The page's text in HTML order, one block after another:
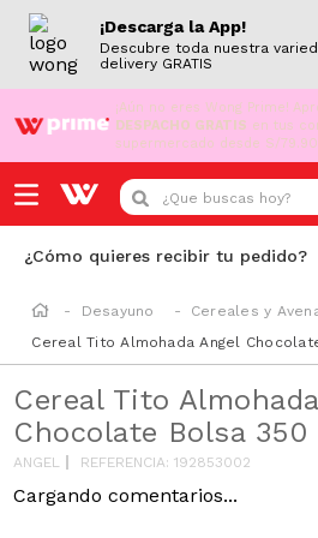
¡Descarga la App!
Descubre toda nuestra
delivery GRATIS
¡Aún no eres Wong Prime!
DESPACHO GRATIS en tus
supermercado desde S/79.90
¿Que buscas hoy?
¿Cómo quieres recibir tu pedido?
Desayuno Cereales y
Cereal Tito Almohada Angel
Cereal Tito
Chocolate Bolsa 350
ANGEL REFERENCIA:192853002
Cargando comentarios...